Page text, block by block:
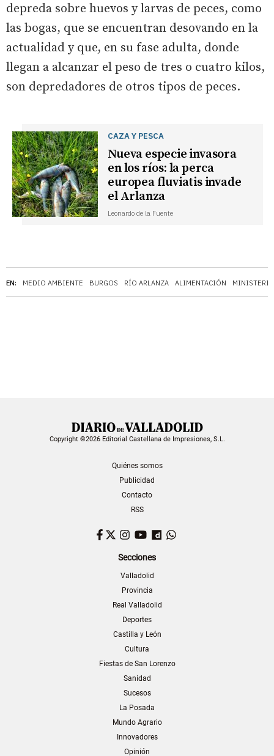
EN: MEDIO AMBIENTE BURGOS RÍO ARLANZA ALIMENTACIÓN
depreda sobre huevos y larvas de peces, como
las bogas, que se encuentran desovando en la
actualidad y que, en su fase adulta, donde
llegan a alcanzar el peso de tres o cuatro kilos,
son depredadores de otros tipos de peces.
CAZA Y PESCA
Nueva especie invasora
en los ríos: la perca
europea fluviatis invade
el Arlanza
Leonardo de la Fuente
Copyright ©2026 Editorial Castellana de Impresiones, S.L.
Quiénes somos
Publicidad
Contacto
RSS
Facebook
TwitterInstagram
YouTubeDailymotion
Secciones
Valladolid
Provincia
Real Valladolid
Deportes
Castilla y León
Cultura
Fiestas de San Lorenzo
Sanidad
Sucesos
La Posada
Mundo Agrario
Innovadores
Opinión